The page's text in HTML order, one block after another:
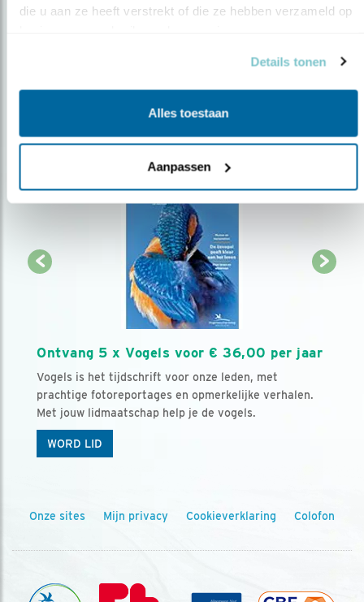
die u aan ze heeft verstrekt of die ze hebben verzameld op
Details tonen
Alles toestaan
Aanpassen
Ontvang 5 x Vogels voor € 36,00 per jaar
Vogels is het tijdschrift voor onze leden, met
prachtige fotoreportages en opmerkelijke verhalen.
Met jouw lidmaatschap help je de vogels.
WORD LID
Onze sites Mijn privacy Cookieverklaring Colofon